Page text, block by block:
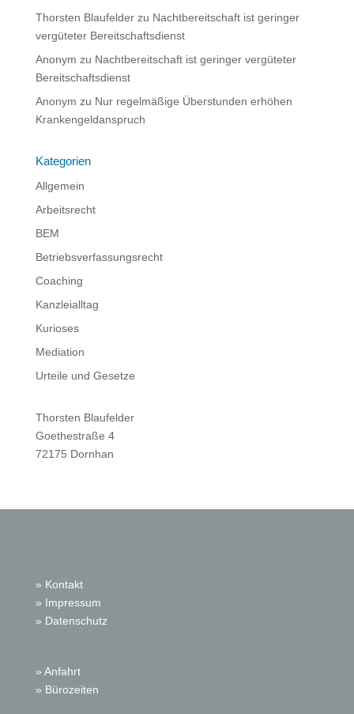
Thorsten Blaufelderzu Nachtbereitschaft ist geringer
vergüteter Bereitschaftsdienst
Anonym zu Nachtbereitschaft ist geringer vergüteter
Bereitschaftsdienst
Anonym zu Nur regelmäßige Überstunden erhöhen
Krankengeldanspruch
Kategorien
Allgemein
Arbeitsrecht
BEM
Betriebsverfassungsrecht
Coaching
Kanzleialltag
Kurioses
Mediation
Urteile und Gesetze
Thorsten Blaufelder
Goethestraße 4
72175 Dornhan
» Kontakt
» Impressum
» Datenschutz
» Anfahrt
» Bürozeiten